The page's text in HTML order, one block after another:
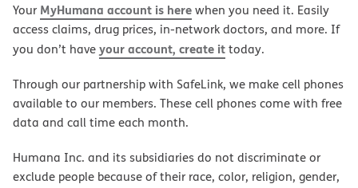
Your MyHumana account is herewhen you need it. Easily
access claims, drug prices, in-network doctors, and more. If
you don’t haveyour account, create ittoday.
Through our partnership with SafeLink, we make cell phones
available to our members. These cell phones come with free
data and call time each month.
Humana Inc. and its subsidiaries do not discriminate or
exclude people because of their race, color, religion, gender,